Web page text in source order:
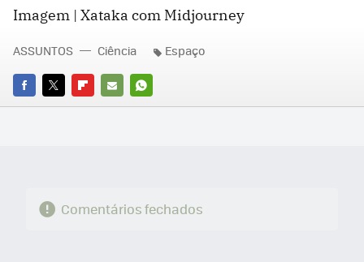
Imagem | Xataka com Midjourney
FACEBOOK
TWITTERFLIPBOARD
E-
WHATSAPP
ASSUNTOS Ciência Espaço
Comentários fechados